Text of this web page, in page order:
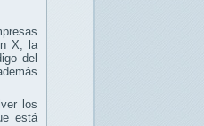
X, la
del
los
está